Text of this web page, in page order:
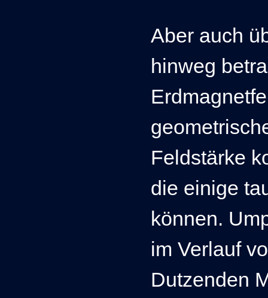
Aber auch
hinweg
Feldstärke
die einige
können.
im Verlauf
Dutzenden